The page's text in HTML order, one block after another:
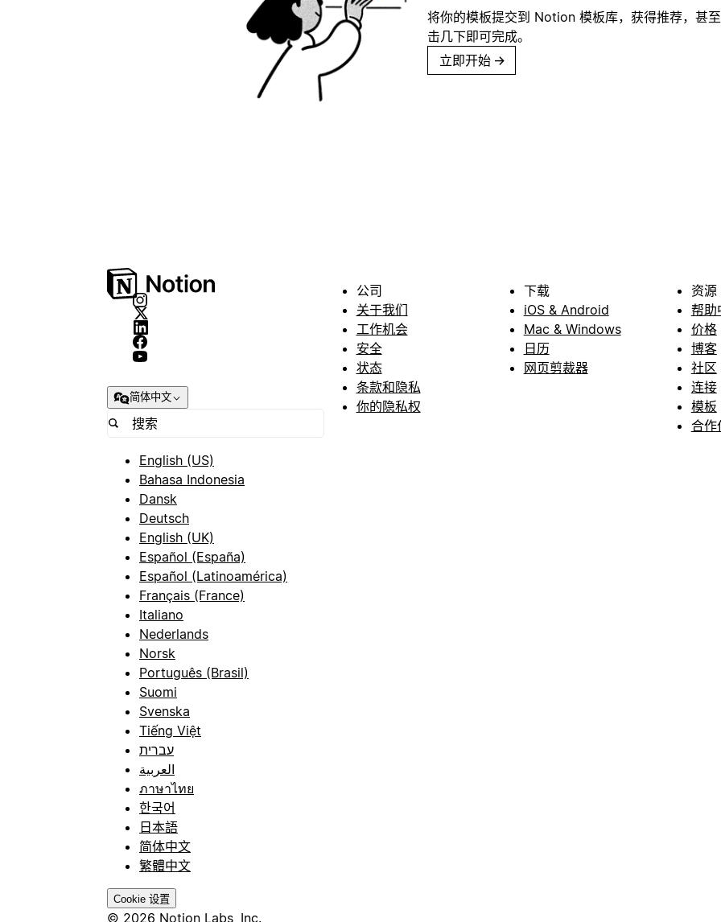
将你的模板提交到 Notion 模板库，获得推荐，甚
击几下即可完成。
立即开始 →
简体中文
English (US)
Bahasa Indonesia
Dansk
Deutsch
English (UK)
Español (España)
Español (Latinoamérica)
Français (France)
Italiano
Nederlands
Norsk
Português (Brasil)
Suomi
Svenska
Tiếng Việt
עברית
العربية
ภาษาไทย
한국어
日本語
简体中文
繁體中文
Cookie 设置
© 2026 Notion Labs, Inc.
公司
关于我们
工作机会
安全
状态
条款和隐私
你的隐私权
下载
iOS & Android
Mac & Windows
日历
网页剪裁器
资源
帮助
价格
博客
社区
连接
模板
合作